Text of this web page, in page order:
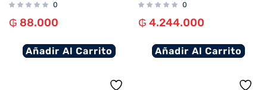
0
₲ 88.000
Añadir Al Carrito
0
₲ 4.244.000
Añadir Al Carrito